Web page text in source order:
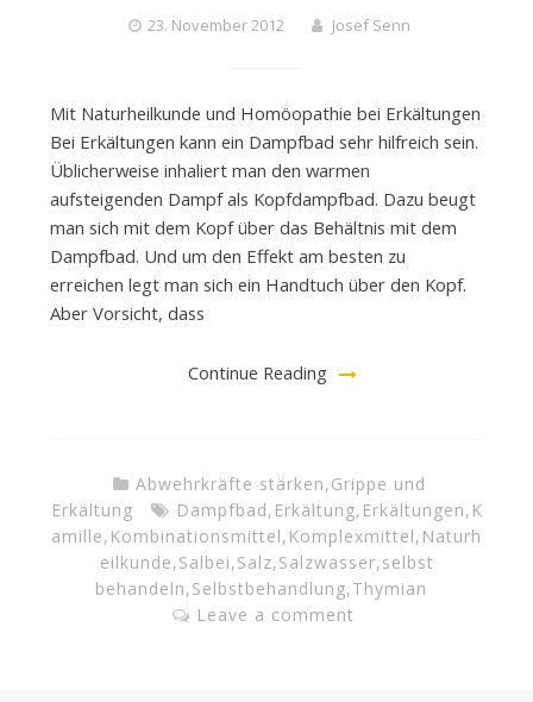
23. November 2012 Josef Senn
Mit Naturheilkunde und Homöopathie bei Erkältungen
Bei Erkältungen kann ein Dampfbad sehr hilfreich sein.
Üblicherweise inhaliert man den warmen
aufsteigenden Dampf als Kopfdampfbad. Dazu beugt
man sich mit dem Kopf über das Behältnis mit dem
Dampfbad. Und um den Effekt am besten zu
erreichen legt man sich ein Handtuch über den Kopf.
Aber Vorsicht, dass
Continue Reading
Abwehrkräfte stärken,Grippe und
Erkältung
Dampfbad, Erkältung, Erkältungen, K
amille, Kombinationsmittel, Komplexmittel, Naturh
eilkunde,Salbei,Salz,Salzwasser,selbst
behandeln,Selbstbehandlung,Thymian
Leave a comment